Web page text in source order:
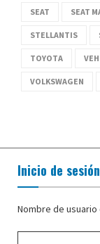
SEAT SEAT
STELLANTIS
TOYOTA
VOLKSWAGEN
Inicio de sesión
Nombre de